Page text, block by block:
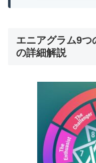
エニアグラム9つ
の詳細解説